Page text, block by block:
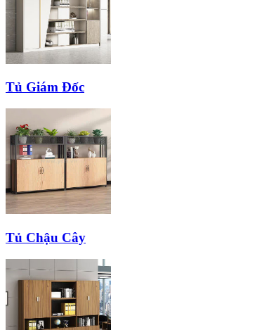
Tủ Giám Đốc
Tủ Chậu Cây